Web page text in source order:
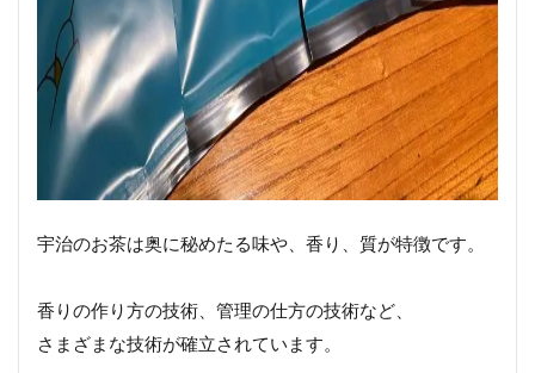
宇治のお茶は奥に秘めたる味や、香り、質が特徴です。
香りの作り方の技術、管理の仕方の技術など、
さまざまな技術が確立されています。